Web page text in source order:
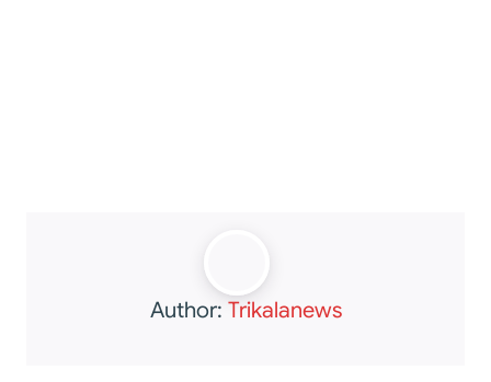
Author: Trikalanews